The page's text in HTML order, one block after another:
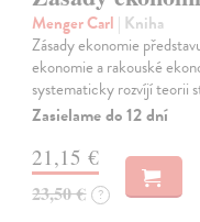
Menger Carl | Kniha
Zásady ekonomie
ekonomie a rakouské
systematicky rozvíjí teorii
Zasielame do 12 dní
21,15 €
23,50 € ?